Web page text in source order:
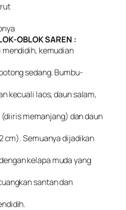
OBLOK SAREN :
mendidih, kemudian
sedang. Bumbu-
kecuali laos, daun salam,
memanjang) dan daun
cm). Semuanya dijadikan
kelapa muda yang
santan dan